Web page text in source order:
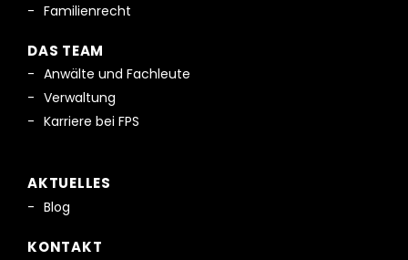
Familienrecht
DAS TEAM
Anwälte und Fachleute
Verwaltung
Karriere bei FPS
AKTUELLES
Blog
KONTAKT